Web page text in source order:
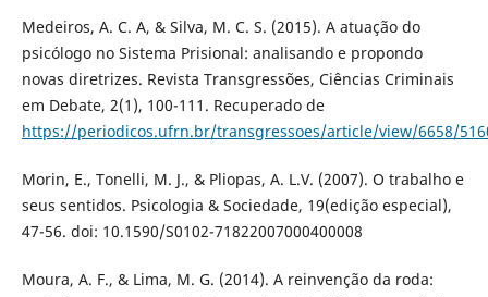
Medeiros, A. C. A, & Silva, M. C. S. (2015). A atuação do
psicólogo no Sistema Prisional: analisando e propondo
novas diretrizes. Revista Transgressões, Ciências Criminais
em Debate, 2(1), 100-111. Recuperado de
https://periodicos.ufrn.br/transgressoes/article/view/6658/
Morin, E., Tonelli, M. J., & Pliopas, A. L.V. (2007). O trabalho e
seus sentidos. Psicologia & Sociedade, 19(edição especial),
47-56. doi: 10.1590/S0102-71822007000400008
Moura, A. F., & Lima, M. G. (2014). A reinvenção da roda: